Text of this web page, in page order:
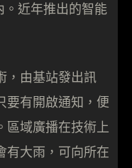
。近年推出的智能
，由基站發出訊
要有開啟通知，便
區域廣播在技術上
有大雨，可向所在